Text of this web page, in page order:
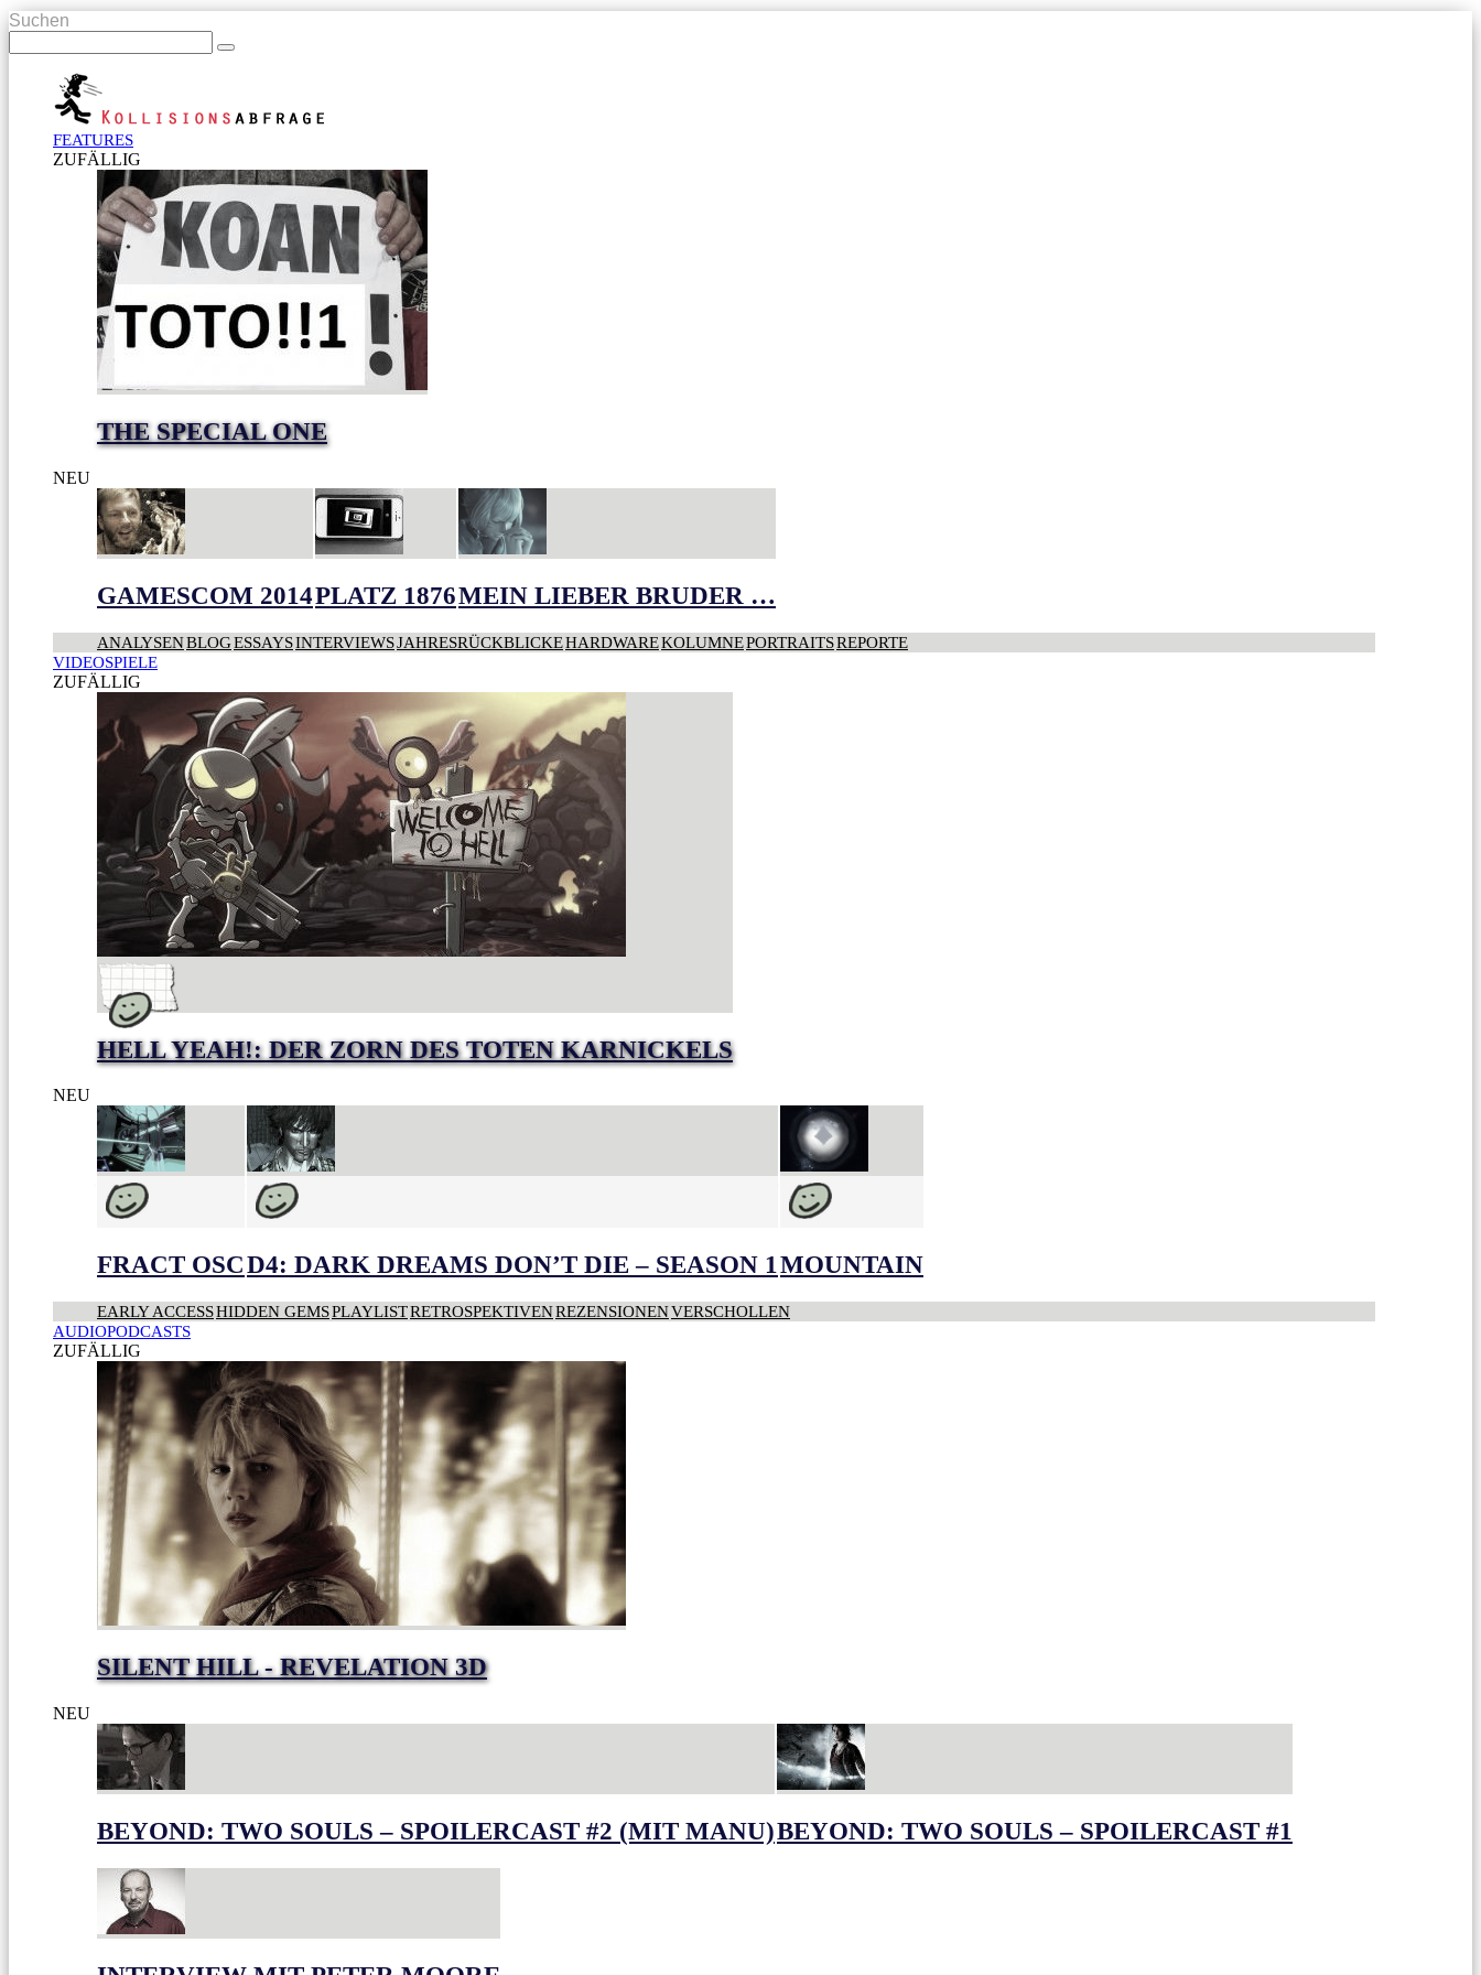
Suchen
FEATURES
ZUFÄLLIG
THE SPECIAL ONE
NEU
GAMESCOM 2014PLATZ 1876MEIN LIEBER BRUDER …
ANALYSENBLOGESSAYSINTERVIEWSJAHRESRÜCKBLICKEHARDWAREKOLUMNEPORTRAITSREPORTE
VIDEOSPIELE
ZUFÄLLIG
HELL YEAH!: DER ZORN DES TOTEN KARNICKELS
NEU
FRACT OSCD4: DARK DREAMS DON’T DIE – SEASON 1MOUNTAIN
EARLY ACCESSHIDDEN GEMSPLAYLISTRETROSPEKTIVENREZENSIONENVERSCHOLLEN
AUDIOPODCASTS
ZUFÄLLIG
SILENT HILL - REVELATION 3D
NEU
BEYOND: TWO SOULS – SPOILERCAST #2 (MIT MANU)BEYOND: TWO SOULS – SPOILERCAST #1